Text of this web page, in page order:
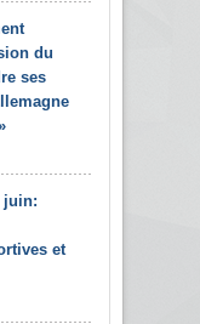
du
ses
juin:
et